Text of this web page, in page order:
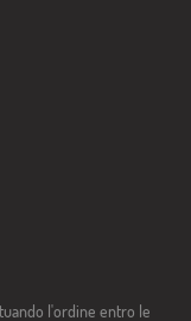
l'ordine entro le